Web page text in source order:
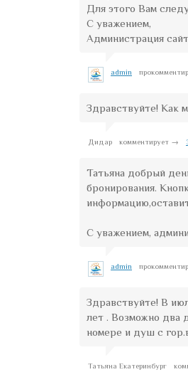
Для этого Вам
С уважением,
Администрация
admin
Здравствуйте! Как
Дидар комментирует →
Татьяна добрый
бронирования.
С уважением,
admin
Здравствуйте! В
лет . Возможно два
номере и душ с
Татьяна Екатеринбург